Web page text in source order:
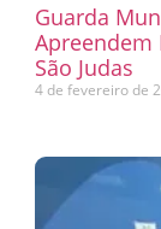
Guarda
Apreendem
São Judas
4 de fevereiro de